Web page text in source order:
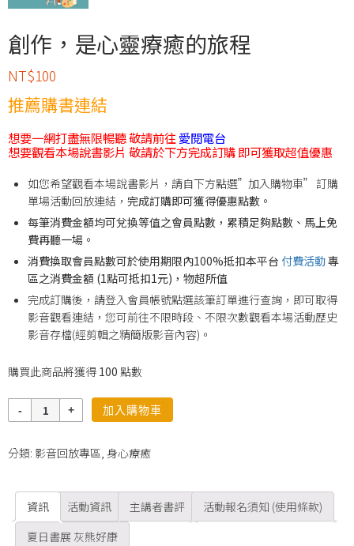
創作，是心靈療癒的旅程
NT$100
推薦購書連結
想要一網打盡無限暢聽 敬請前往 愛閱電台
想要觀看本場說書影片 敬請於下方完成訂購 即可獲取超值優惠
如您希望觀看本場說書影片，請自下方點選”加入購物車” 訂購
單場活動回放連結， 完成訂購即可獲得優惠點數。
每筆消費金額均可兌換等值之會員點數，累積足夠點數、馬上免
費再聽一場。
消費換取會員點數可於使用期限內100%抵扣本平台 付費活動專
區之消費金額 (1點可抵扣1元)，物超所值
完成訂購後，請登入會員帳號點選該筆訂單進行查詢，即可取得
影音觀看連結，您可前往不限時段、不限次數觀看本場活動歷史
影音存檔(經剪輯之精簡版影音內容)。
購買此商品將獲得 100 點數
量
加入購物車
分類: 影音回放專區, 身心療癒
資訊 活動資訊 主講者書評
活動報名須知 (使用條款)
夏日書展 灰熊好康